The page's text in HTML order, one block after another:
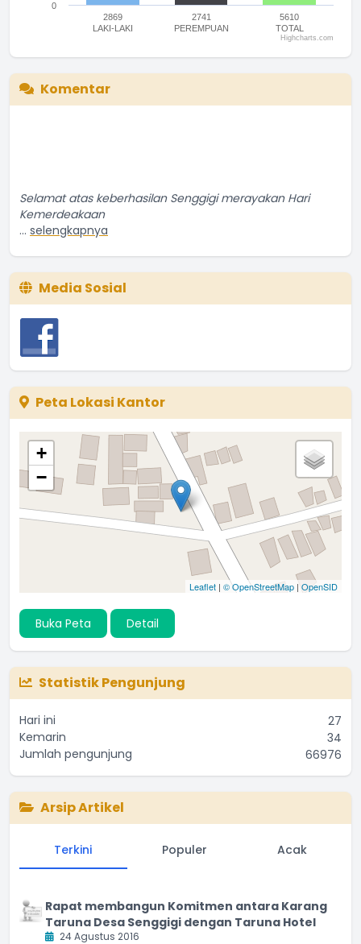
2869
LAKI-LAKI
2741
PEREMPUAN
5610
TOTAL
0
Highcharts.com
Komentar
Kemerdeakaan
...selengkapnya
Penduduk Biasa
14 September 2016 06:09:16
Media Sosial
Peta Lokasi Kantor
+
−
Leaflet | © OpenStreetMap | OpenSID
Buka Peta Detail
Statistik Pengunjung
Hari ini
27
Kemarin
34
Jumlah pengunjung
66976
Arsip Artikel
Terkini Populer Acak
Rapat membangun Komitmen antara Karang
Taruna Desa Senggigi dengan Taruna Hotel
24 Agustus 2016